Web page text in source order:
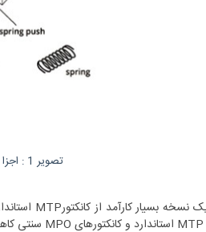
تصویر 1 : اجزا تشکیل دهنده کانکتور ®MTP